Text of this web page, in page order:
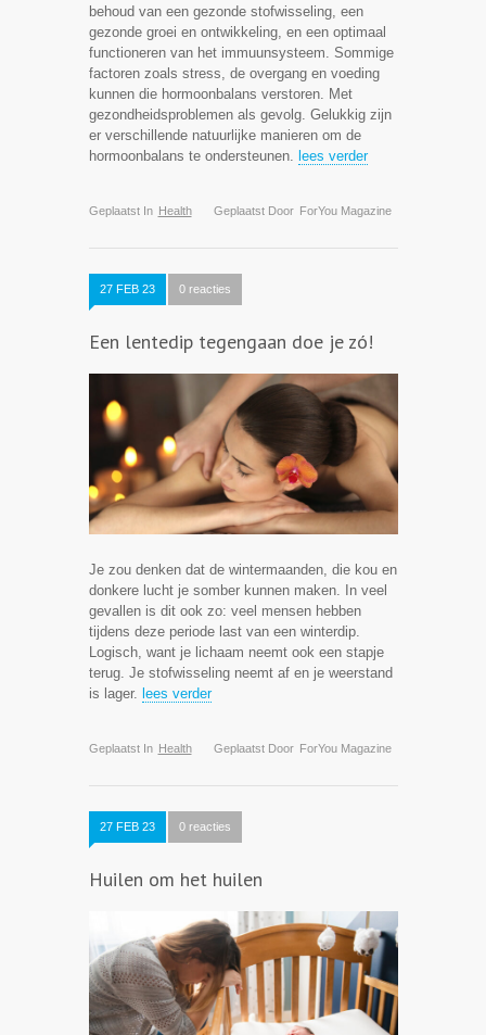
behoud van een gezonde stofwisseling, een
gezonde groei en ontwikkeling, en een optimaal
functioneren van het immuunsysteem. Sommige
factoren zoals stress, de overgang en voeding
kunnen die hormoonbalans verstoren. Met
gezondheidsproblemen als gevolg. Gelukkig zijn
er verschillende natuurlijke manieren om de
hormoonbalans te ondersteunen. lees verder
Geplaatst In Health Geplaatst Door ForYou Magazine
27 FEB 23 0 reacties
Een lentedip tegengaan doe je zó!
Je zou denken dat de wintermaanden, die kou en
donkere lucht je somber kunnen maken. In veel
gevallen is dit ook zo: veel mensen hebben
tijdens deze periode last van een winterdip.
Logisch, want je lichaam neemt ook een stapje
terug. Je stofwisseling neemt af en je weerstand
is lager.
lees verder
Geplaatst In Health Geplaatst Door ForYou Magazine
27 FEB 23 0 reacties
Huilen om het huilen